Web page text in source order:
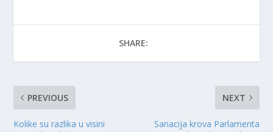
SHARE:
PREVIOUS
Kolike su razlika u visini
NEXT
Sanacija krova Parlamenta